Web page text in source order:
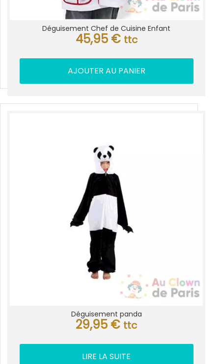
Déguisement Chef de Cuisine Enfant
45,95 € ttc
AJOUTER AU PANIER
Déguisement panda
29,95 € ttc
LIRE LA SUITE